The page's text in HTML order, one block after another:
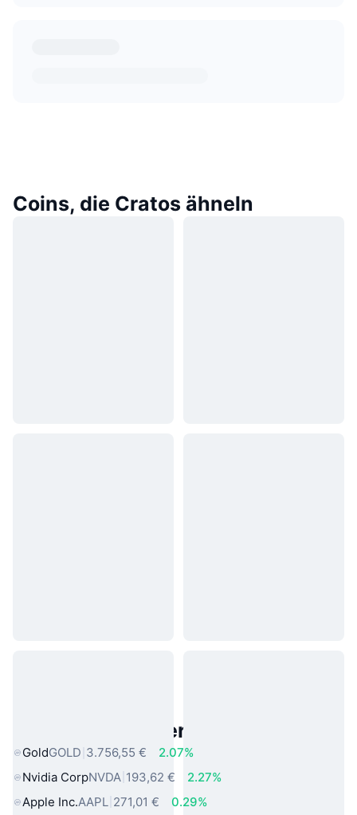
Coins, die Cratos ähneln
Beliebte reale Vermögenswerte
GoldGOLD 3.756,55 €
2.07%
Nvidia CorpNVDA 193,62 €
2.27%
Apple Inc.AAPL 271,01 € 0.29%